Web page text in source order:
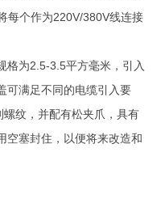
每个作为220V/380V线连接
格为2.5-3.5平方毫米，引入
可满足不同的电缆引入要
纹，并配有松夹爪，具有
空塞封住，以便将来改造和